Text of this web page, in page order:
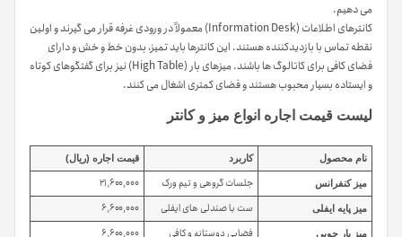
می دهیم.
کانترهای اطلاعات (Information Desk) معمولاً در ورودی غرفه قرار می گیرند و اولین
نقطه تماس با بازدیدکننده هستند. این کانترها باید تمیز، بدون خط و خش و دارای
فضای کافی برای کاتالوگ ها باشند. میزهای بار (High Table) نیز برای گفتگوهای کوتاه
و ایستاده بسیار محبوب هستند و فضای کمتری اشغال می کنند.
لیست قیمت اجاره انواع میز و کانتر
نام محصول کاربرد قیمت اجاره (ریال)
میز کنفرانس جلسات گروهی و تیم ورک ۲۱,۶۰۰,۰۰۰
میز پایه ایفلی ست با صندلی های ایفلی ۶,۶۰۰,۰۰۰
میز بار چوبی فضایی دوستانه و کافی ۶,۶۰۰,۰۰۰